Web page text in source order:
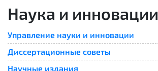
Наука и инновации
Управление науки и инновации
Диссертационные советы
Научные издания